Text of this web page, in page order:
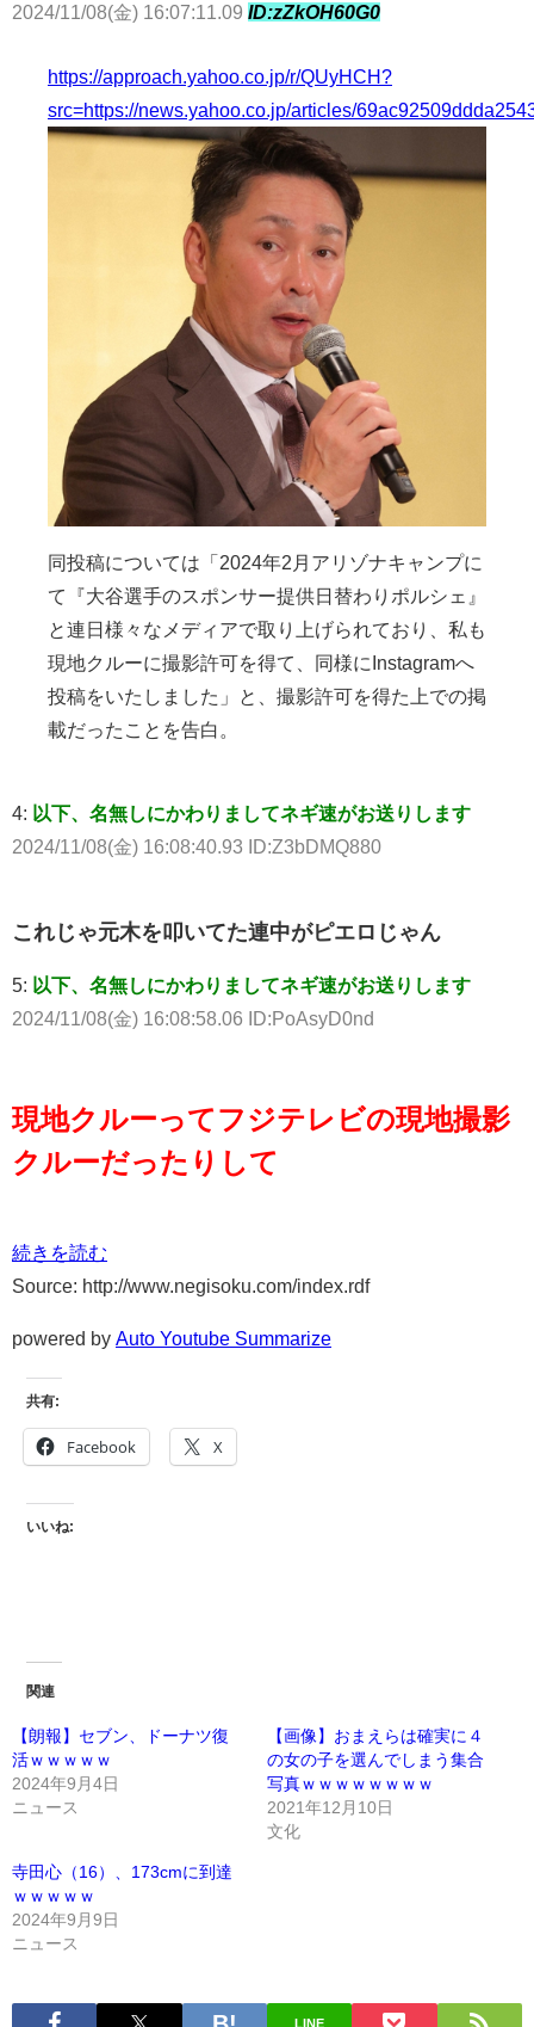
2024/11/08(金) 16:07:11.09 ID:zZkOH60G0
https://approach.yahoo.co.jp/r/QUyHCH?
src=https://news.yahoo.co.jp/articles/
同投稿については「2024年2月アリゾナキャンプに
て『大谷選手のスポンサー提供日替わりポルシェ』
と連日様々なメディアで取り上げられており、私も
現地クルーに撮影許可を得て、同様にInstagramへ
投稿をいたしました」と、撮影許可を得た上での掲
載だったことを告白。
4: 以下、名無しにかわりましてネギ速がお送りします
2024/11/08(金) 16:08:40.93 ID:Z3bDMQ880
これじゃ元木を叩いてた連中がピエロじゃん
5: 以下、名無しにかわりましてネギ速がお送りします
2024/11/08(金) 16:08:58.06 ID:PoAsyD0nd
現地クルーってフジテレビの現地撮影
クルーだったりして
続きを読む
Source: http://www.negisoku.com/index.rdf
powered by Auto Youtube Summarize
共有:
Facebook X
いいね:
関連
【朗報】セブン、ドーナツ復
活ｗｗｗｗｗ
2024年9月4日
ニュース
【画像】おまえらは確実に４
の女の子を選んでしまう集合
写真ｗｗｗｗｗｗｗｗ
2021年12月10日
文化
寺田心（16）、173cmに到達
ｗｗｗｗｗ
2024年9月9日
ニュース
LINE